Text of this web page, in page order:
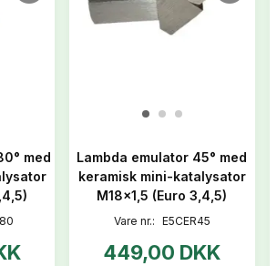
med
Lambda emulator 45° med
keramisk mini-katalysator
M18x1,5 (Euro 3,4,5)
Vare nr.: E5CER45
449,00 DKK